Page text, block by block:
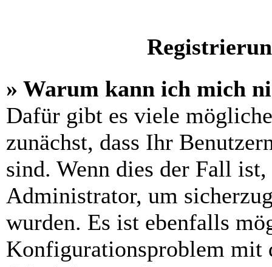
» Warum kann ich mich
Dafür gibt es viele
zunächst, dass Ihr
sind. Wenn dies der Fall
Administrator, um
wurden. Es ist ebenfalls
Konfigurationsproblem mit